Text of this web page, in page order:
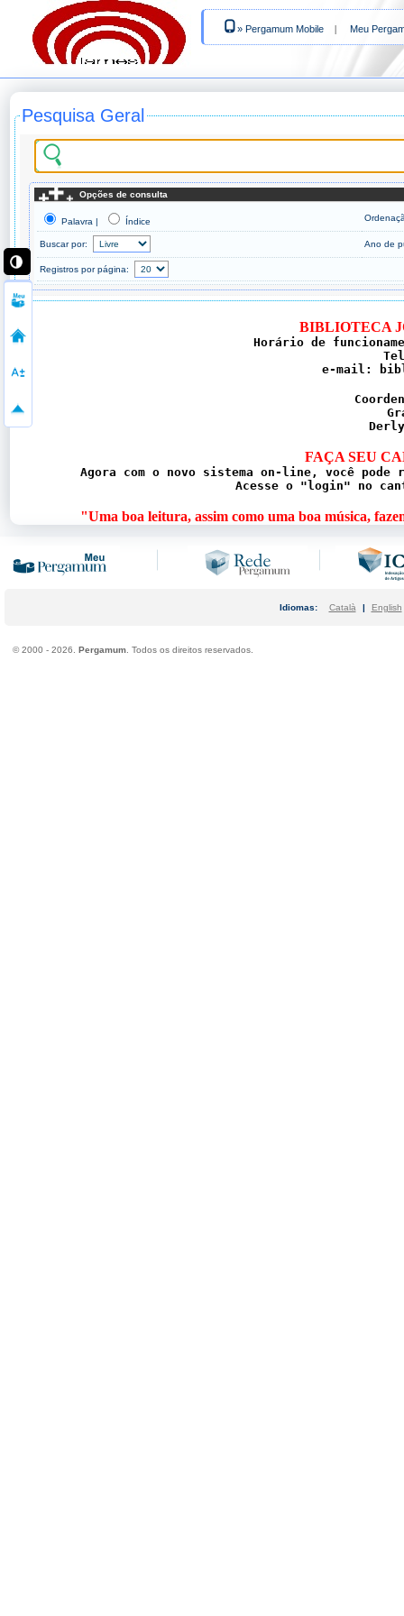
» Pergamum Mobile | Meu
Pesquisa Geral
Opções de consulta
Palavra | Índice
Buscar por: Ano de
Registros por página:
BIBLIOTECA
Horário de
e-mail:
FAÇA SEU
Agora com o novo sistema on-line, você
Acesse o "login" no
"Uma boa leitura, assim como uma boa música,
Idiomas: Català | English
©2000 - 2026. Pergamum . Todos os direitos reservados.